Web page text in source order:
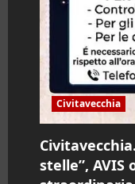
Civitavecchia
stelle”, AVIS